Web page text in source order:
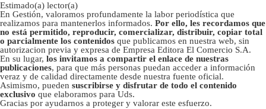
Estimado(a) lector(a)
En Gestión, valoramos profundamente la labor periodística que
realizamos para mantenerlos informados. Por ello, les recordamos que
no está permitido, reproducir, comercializar, distribuir, copiar total
o parcialmente los contenidos que publicamos en nuestra web, sin
autorizacion previa y expresa de Empresa Editora El Comercio S.A.
En su lugar, los invitamos a compartir el enlace de nuestras
publicaciones, para que más personas puedan acceder a información
veraz y de calidad directamente desde nuestra fuente oficial.
Asimismo, pueden suscribirse y disfrutar de todo el contenido
exclusivo que elaboramos para Uds.
Gracias por ayudarnos a proteger y valorar este esfuerzo.